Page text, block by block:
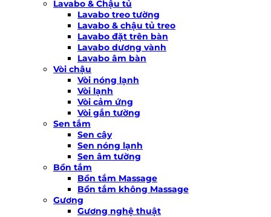
Lavabo & Chậu tủ
Lavabo treo tường
Lavabo & chậu tủ treo
Lavabo đặt trên bàn
Lavabo dương vành
Lavabo âm bàn
Vòi chậu
Vòi nóng lạnh
Vòi lạnh
Vòi cảm ứng
Vòi gắn tường
Sen tắm
Sen cây
Sen nóng lạnh
Sen âm tường
Bồn tắm
Bồn tắm Massage
Bồn tắm không Massage
Gương
Gương nghệ thuật